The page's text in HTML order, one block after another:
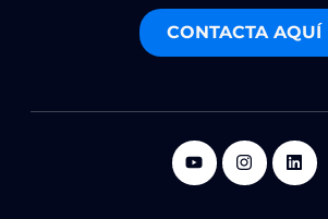
CONTACTA AQUÍ